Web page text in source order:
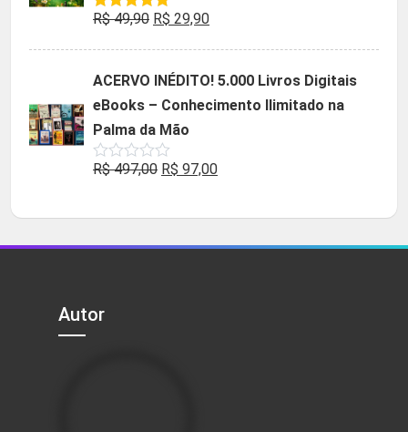
Avaliação
R$49,90 O
era:
R$ 49,90.
R$ 29,90O
é:
R$ 29,90.
ACERVO INÉDITO! 5.000 Livros Digitais
eBooks – Conhecimento Ilimitado na
Palma da Mão
Avaliação
5
R$497,00 O
original
era:
R$ 97,00O
atual
é:
Autor